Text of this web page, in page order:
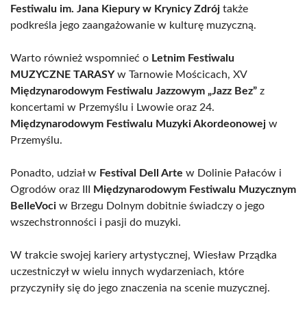
Festiwalu im. Jana Kiepury w Krynicy Zdrój także
podkreśla jego zaangażowanie w kulturę muzyczną.
Warto również wspomnieć o Letnim Festiwalu
MUZYCZNE TARASYw Tarnowie Mościcach, XV
Międzynarodowym Festiwalu Jazzowym „Jazz Bez” z
koncertami w Przemyślu i Lwowie oraz 24.
Międzynarodowym Festiwalu Muzyki Akordeonowej w
Przemyślu.
Ponadto, udział w Festival Dell Arte w Dolinie Pałaców i
Ogrodów oraz III
Międzynarodowym Festiwalu Muzycznym
BelleVoci w Brzegu Dolnym dobitnie świadczy o jego
wszechstronności i pasji do muzyki.
W trakcie swojej kariery artystycznej, Wiesław Prządka
uczestniczył w wielu innych wydarzeniach, które
przyczyniły się do jego znaczenia na scenie muzycznej.